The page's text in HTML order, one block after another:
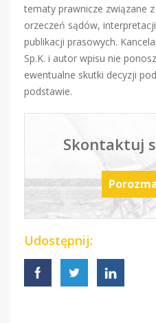
tematy prawnicze związane
orzeczeń sądów,
publikacji prasowych.
Sp.K. i autor wpisu nie
ewentualne skutki decyzji
podstawie.
Skontaktuj
Udostępnij: